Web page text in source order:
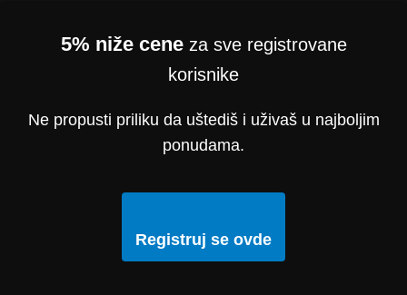
5% niže ceneza sve registrovane
korisnike
Ne propusti priliku da uštediš i uživaš u najboljim
ponudama.
Registruj se ovde